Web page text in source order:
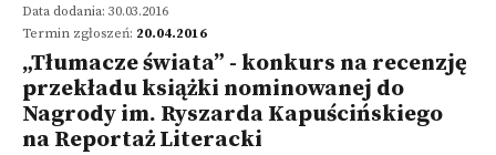
Data dodania: 30.03.2016
Termin zgłoszeń: 20.04.2016
„Tłumacze świata” - konkurs na recenzję
przekładu książki nominowanej do
Nagrody im. Ryszarda Kapuścińskiego
na Reportaż Literacki